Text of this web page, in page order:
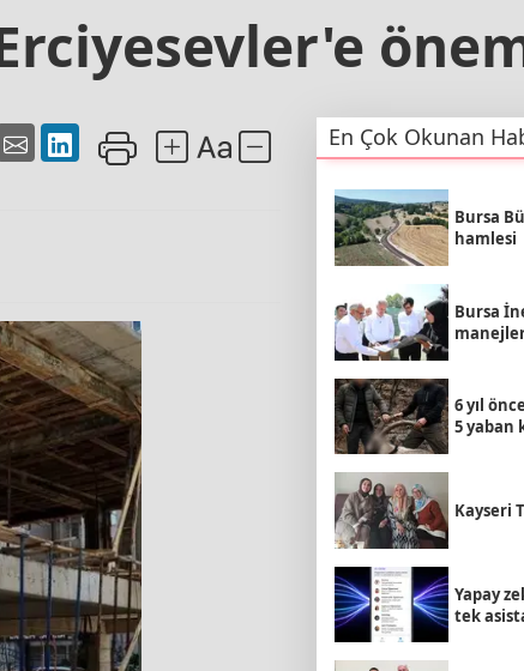
En Çok Okunan
Bursa
hamlesi
Bursa
6 yıl
5 yaban
Kayseri
Yapay
tek